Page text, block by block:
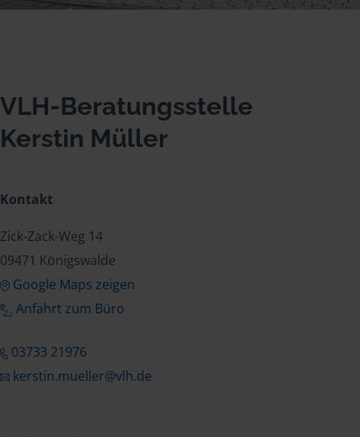
VLH-Beratungsstelle
Kerstin Müller
Kontakt
Zick-Zack-Weg 14
09471 Königswalde
Google Maps zeigen
Anfahrt zum Büro
03733 21976
kerstin.mueller@vlh.de